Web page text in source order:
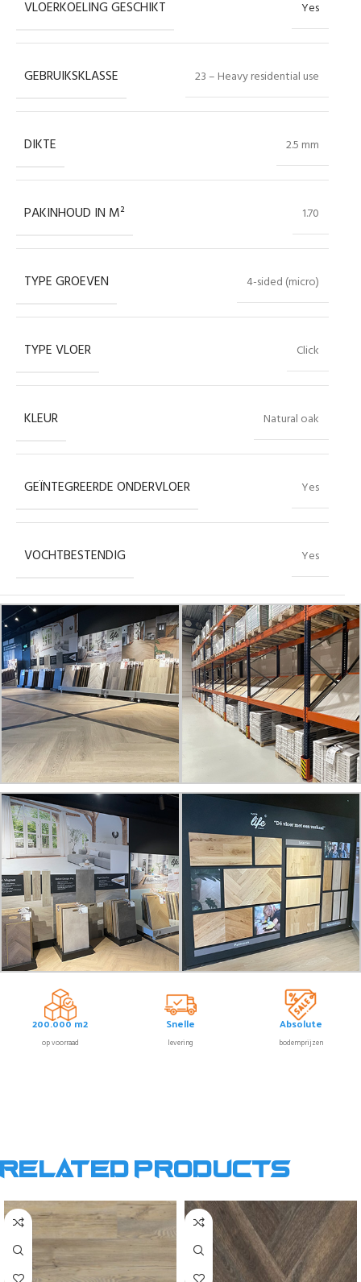
VLOERKOELING GESCHIKT Yes
GEBRUIKSKLASSE 23 – Heavy residential use
DIKTE 2.5 mm
PAKINHOUD IN M² 1.70
TYPE GROEVEN 4-sided (micro)
TYPE VLOER Click
KLEUR Natural oak
GEÏNTEGREERDE ONDERVLOER Yes
VOCHTBESTENDIG Yes
200.000 m2
op voorraad
Snelle
levering
Absolute
bodemprijzen
Related products